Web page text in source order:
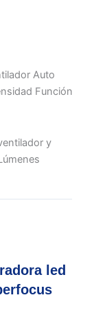
Auto
Función
y
led